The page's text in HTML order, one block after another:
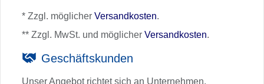
* Zzgl. möglicher Versandkosten.
** Zzgl. MwSt. und möglicher Versandkosten.
Geschäftskunden
Unser Angebot richtet sich an Unternehmen,